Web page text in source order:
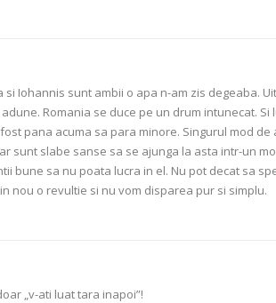
si Iohannis sunt ambii o apa n-am zis degeaba.
Romania se duce pe un drum intunecat.
pana acuma sa para minore. Singurul mod de
sunt slabe sanse sa se ajunga la asta intr-un
bune sa nu poata lucra in el. Nu pot decat sa
nou o revultie si nu vom disparea pur si simplu.
„v-ati luat tara inapoi”!